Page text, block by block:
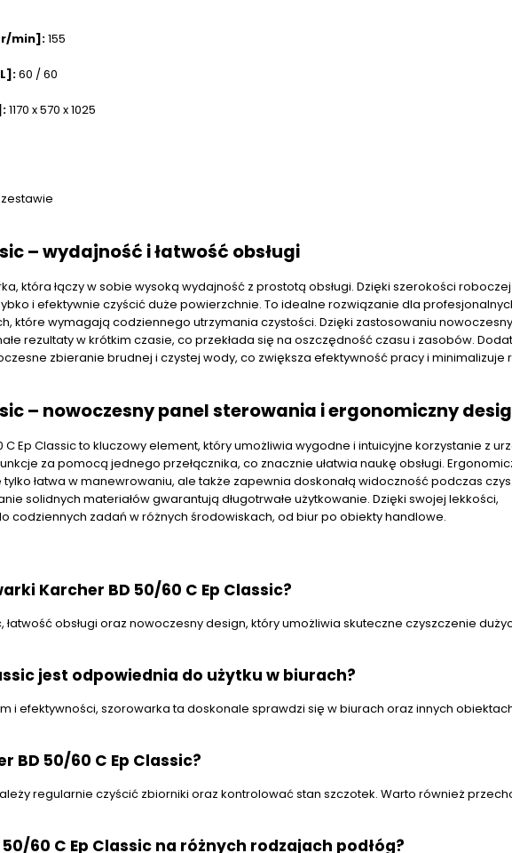
min]:155
60 / 60
1170 x 570 x 1025
– wydajność i łatwość obsługi
która łączy w sobie wysoką wydajność z prostotą obsługi. Dzięki szerokości
i efektywnie czyścić duże powierzchnie. To idealne rozwiązanie dla
które wymagają codziennego utrzymania czystości. Dzięki zastosowaniu
rezultaty w krótkim czasie, co przekłada się na oszczędność czasu i zasobów.
zbieranie brudnej i czystej wody, co zwiększa efektywność pracy i minimalizuje
– nowoczesny panel sterowania i ergonomiczny
C Ep Classic to kluczowy element, który umożliwia wygodne i intuicyjne korzystanie z
za pomocą jednego przełącznika, co znacznie ułatwia naukę obsługi.
łatwa w manewrowaniu, ale także zapewnia doskonałą widoczność podczas
solidnych materiałów gwarantują długotrwałe użytkowanie. Dzięki swojej lekkości,
codziennych zadań w różnych środowiskach, od biur po obiekty handlowe.
Karcher BD 50/60 C Ep Classic?
obsługi oraz nowoczesny design, który umożliwia skuteczne czyszczenie
jest odpowiednia do użytku w biurach?
i efektywności, szorowarka ta doskonale sprawdzi się w biurach oraz innych
BD 50/60 C Ep Classic?
regularnie czyścić zbiorniki oraz kontrolować stan szczotek. Warto również
60 C Ep Classic na różnych rodzajach podłóg?